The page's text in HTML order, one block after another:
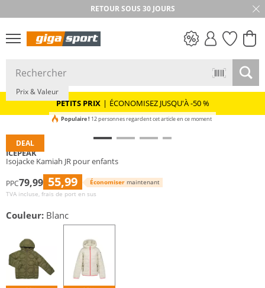
RETOUR SOUS 30 JOURS
PETITS PRIX
PETITS PRIX | ÉCONOMISEZ JUSQU'À -50 %
DEAL
Prix & Valeur
Populaire ! 12 personnes regardent cet article en ce moment
ICEPEAK
Isojacke Kamiah JR pour enfants
PPC79,99 55,99 Économiser maintenant
TVA incluse, frais de port en sus
Couleur: Blanc